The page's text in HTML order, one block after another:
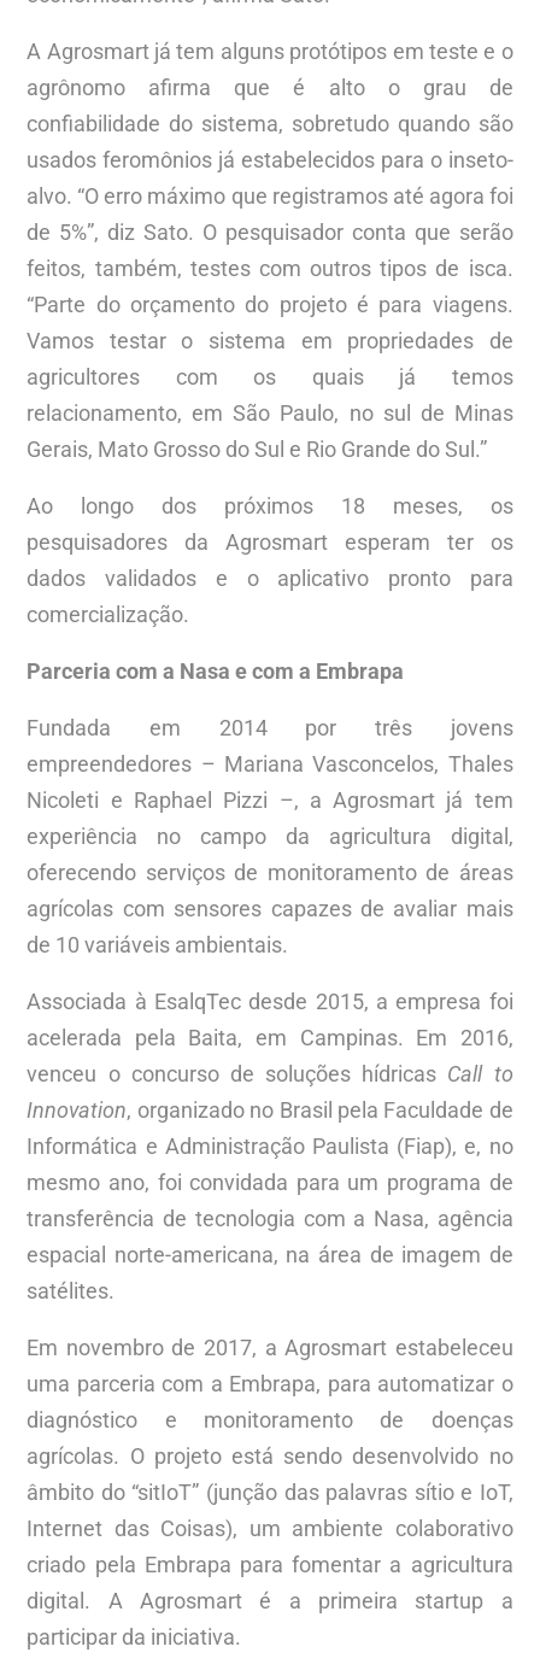
A Agrosmart já tem alguns protótipos em teste e o
agrônomo afirma que é alto o grau de
confiabilidade do sistema, sobretudo quando são
usados feromônios já estabelecidos para o inseto-
alvo. “O erro máximo que registramos até agora foi
de 5%”, diz Sato. O pesquisador conta que serão
feitos, também, testes com outros tipos de isca.
“Parte do orçamento do projeto é para viagens.
Vamos testar o sistema em propriedades de
agricultores com os quais já temos
relacionamento, em São Paulo, no sul de Minas
Gerais, Mato Grosso do Sul e Rio Grande do Sul.”
Ao longo dos próximos 18 meses, os
pesquisadores da Agrosmart esperam ter os
dados validados e o aplicativo pronto para
comercialização.
Parceria com a Nasa e com a Embrapa
Fundada em 2014 por três jovens
empreendedores – Mariana Vasconcelos, Thales
Nicoleti e Raphael Pizzi –, a Agrosmart já tem
experiência no campo da agricultura digital,
oferecendo serviços de monitoramento de áreas
agrícolas com sensores capazes de avaliar mais
de 10 variáveis ambientais.
Associada à EsalqTec desde 2015, a empresa foi
acelerada pela Baita, em Campinas. Em 2016,
venceu o concurso de soluções hídricas Call to
Innovation, organizado no Brasil pela Faculdade de
Informática e Administração Paulista (Fiap), e, no
mesmo ano, foi convidada para um programa de
transferência de tecnologia com a Nasa, agência
espacial norte-americana, na área de imagem de
satélites.
Em novembro de 2017, a Agrosmart estabeleceu
uma parceria com a Embrapa, para automatizar o
diagnóstico e monitoramento de doenças
agrícolas. O projeto está sendo desenvolvido no
âmbito do “sitIoT” (junção das palavras sítio e IoT,
Internet das Coisas), um ambiente colaborativo
criado pela Embrapa para fomentar a agricultura
digital. A Agrosmart é a primeira startup a
participar da iniciativa.